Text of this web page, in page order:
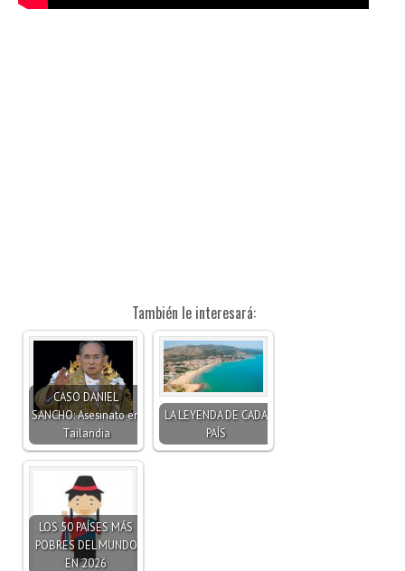
También le interesará:
CASO DANIEL
SANCHO: Asesinato en
Tailandia
LA LEYENDA DE CADA
PAÍS
LOS 50 PAÍSES MÁS
POBRES DEL MUNDO
EN 2026